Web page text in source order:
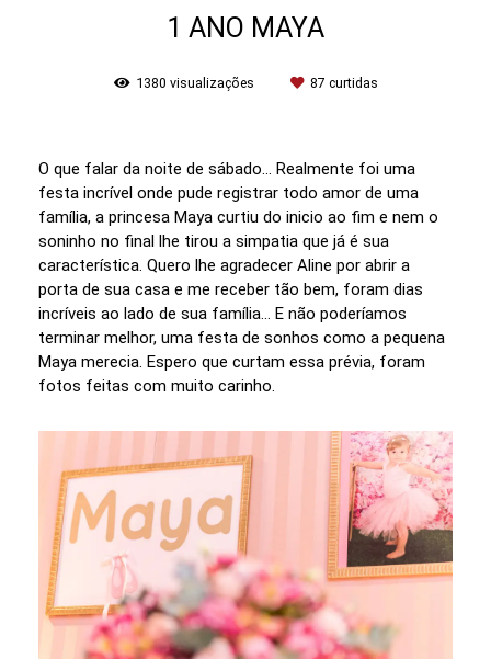
1 ANO MAYA
1380 visualizações 87 curtidas
O que falar da noite de sábado... Realmente foi uma
festa incrível onde pude registrar todo amor de uma
família, a princesa Maya curtiu do inicio ao fim e nem o
soninho no final lhe tirou a simpatia que já é sua
característica. Quero lhe agradecer Aline por abrir a
porta de sua casa e me receber tão bem, foram dias
incríveis ao lado de sua família... E não poderíamos
terminar melhor, uma festa de sonhos como a pequena
Maya merecia. Espero que curtam essa prévia, foram
fotos feitas com muito carinho.